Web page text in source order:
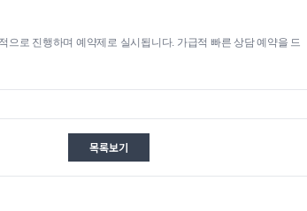
으로 진행하며 예약제로 실시됩니다. 가급적 빠른 상담 예약을 드
목록보기